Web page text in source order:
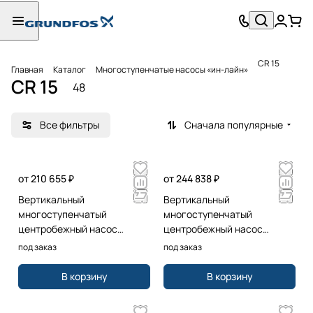
Главная Каталог Многоступенчатые насосы «ин-лайн» CR 15
CR 15 48
Все фильтры Сначала популярные
от 210 655 ₽
Вертикальный
многоступенчатый
центробежный насос
Grundfos CR15-02 A-A-A-E-
под заказ
В корзину
от 244 838 ₽
Вертикальный
многоступенчатый
центробежный насос
Grundfos CR15-04 A-A-A-E-
под заказ
В корзину